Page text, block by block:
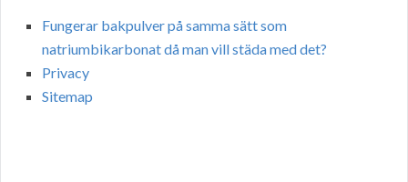
Fungerar bakpulver på samma sätt som
natriumbikarbonat då man vill städa med det?
Privacy
Sitemap